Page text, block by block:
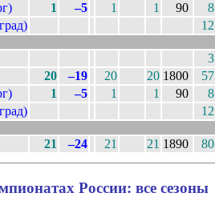
1 –5 1 1 90 8
12
3
20 –19 20 20 1800 57
1 –5 1 1 90 8
12
21 –24 21 21 1890 80
России: все сезоны